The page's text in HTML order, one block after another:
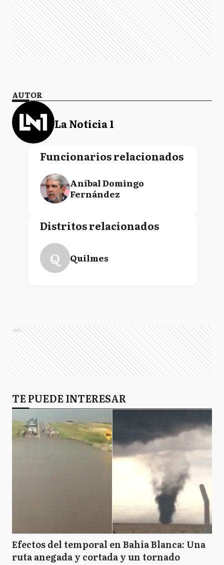
AUTOR
La Noticia 1
Funcionarios relacionados
Aníbal Domingo
Fernández
Distritos relacionados
Q Quilmes
Ads
TE PUEDE INTERESAR
Efectos del temporal en Bahía Blanca: Una
ruta anegada y cortada y un tornado